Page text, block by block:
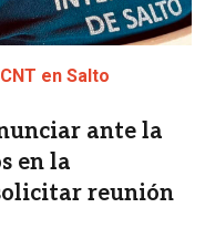
en Salto
ante la
en la
reunión